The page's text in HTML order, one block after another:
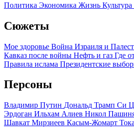
Политика Экономика Жизнь Культура
Сюжеты
Мое здоровье Война Израиля и
Кавказ после войны Нефть и газ Где
Правила ислама Президентские
Персоны
Владимир Путин Дональд Трамп Си
Эрдоган Ильхам Алиев Никол
Шавкат Мирзиеев Касым-Жомарт